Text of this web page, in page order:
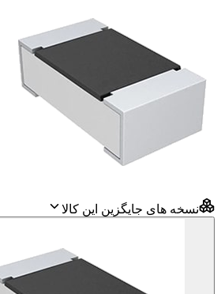
نسخه های جایگزین این کالا